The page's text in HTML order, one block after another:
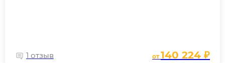
1 отзыв от140 224 ₽